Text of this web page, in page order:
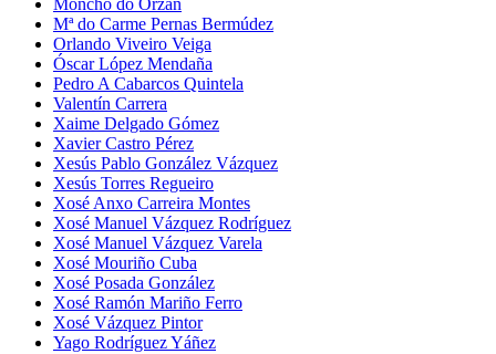
Moncho do Orzán
Mª do Carme Pernas Bermúdez
Orlando Viveiro Veiga
Óscar López Mendaña
Pedro A Cabarcos Quintela
Valentín Carrera
Xaime Delgado Gómez
Xavier Castro Pérez
Xesús Pablo González Vázquez
Xesús Torres Regueiro
Xosé Anxo Carreira Montes
Xosé Manuel Vázquez Rodríguez
Xosé Manuel Vázquez Varela
Xosé Mouriño Cuba
Xosé Posada González
Xosé Ramón Mariño Ferro
Xosé Vázquez Pintor
Yago Rodríguez Yáñez